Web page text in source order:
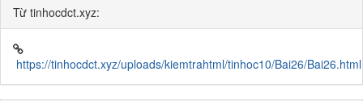
Từ tinhocdct.xyz:
https://tinhocdct.xyz/uploads/kiemtrahtml/tinhoc10/Bai26/Bai26.html